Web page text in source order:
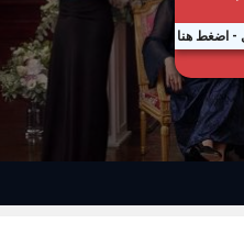
- اضغط هنا